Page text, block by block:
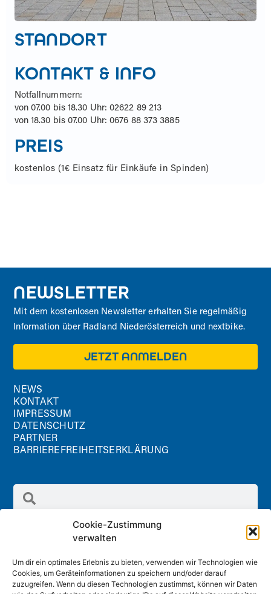
Cookie-Zustimmung
verwalten
Um dir ein optimales Erlebnis zu bieten, verwenden wir Technologien wie
Cookies, um Geräteinformationen zu speichern und/oder darauf
zuzugreifen. Wenn du diesen Technologien zustimmst, können wir Daten
STANDORT
KONTAKT & INFO
Notfallnummern:
von 07.00 bis 18.30 Uhr: 02622 89 213
von 18.30 bis 07.00 Uhr: 0676 88 373 3885
PREIS
kostenlos (1€ Einsatz für Einkäufe in Spinden)
NEWSLETTER
Mit dem kostenlosen Newsletter erhalten Sie regelmäßig
Information über Radland Niederösterreich und nextbike.
JETZT ANMELDEN
NEWS
KONTAKT
IMPRESSUM
DATENSCHUTZ
PARTNER
BARRIEREFREIHEITSERKLÄRUNG
Radland GmbH
Schreinergasse 2/1.Stock, 3100 St. Pölten